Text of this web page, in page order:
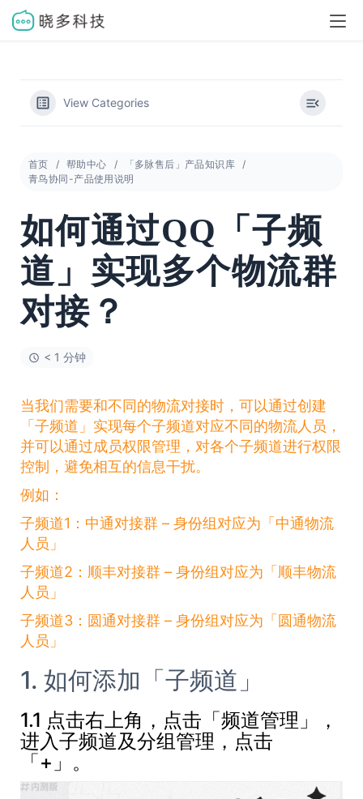
View Categories
首页 帮助中心
「多脉售后」产品知识库
青鸟协同-产品使用说明
如何通过QQ「子频
道」实现多个物流群
对接？
< 1 分钟
当我们需要和不同的物流对接时，可以通过创建
「子频道」实现每个子频道对应不同的物流人员，
并可以通过成员权限管理，对各个子频道进行权限
控制，避免相互的信息干扰。
例如：
子频道1：中通对接群 – 身份组对应为「中通物流
人员」
子频道2：顺丰对接群 – 身份组对应为「顺丰物流
人员」
子频道3：圆通对接群 – 身份组对应为「圆通物流
人员」
1. 如何添加「子频道」
1.1 点击右上角，点击「频道管理」，
进入子频道及分组管理，点击
「+」。